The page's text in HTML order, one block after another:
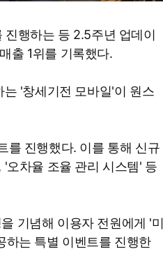
행하는 등 2.5주년 업데이
출 1위를 기록했다.
'창세기전 모바일'이 원스
를 진행했다. 이를 통해 신규
오차율 조율 관리 시스템' 등
기념해 이용자 전원에게 '미
하는 특별 이벤트를 진행한